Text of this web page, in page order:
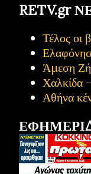
RETV.gr
Τέλος οι
Άμεση
Χαλκίδα
Αθήνα